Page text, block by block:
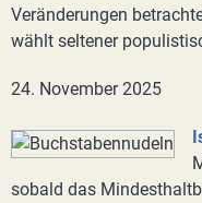
Veränderungen
wählt seltener
24. November 2025
sobald das